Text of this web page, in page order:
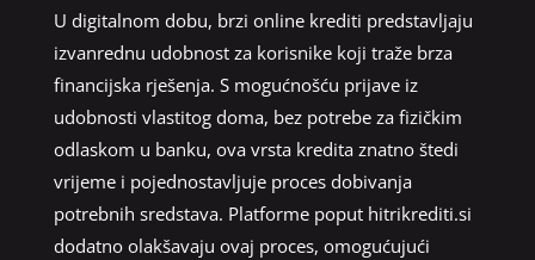
U digitalnom dobu, brzi online krediti predstavljaju
izvanrednu udobnost za korisnike koji traže brza
financijska rješenja. S mogućnošću prijave iz
udobnosti vlastitog doma, bez potrebe za fizičkim
odlaskom u banku, ova vrsta kredita znatno štedi
vrijeme i pojednostavljuje proces dobivanja
potrebnih sredstava. Platforme poput hitrikrediti.si
dodatno olakšavaju ovaj proces, omogućujući